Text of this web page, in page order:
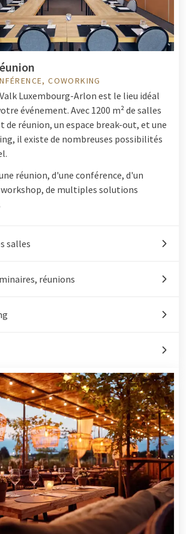
COWORKING
Luxembourg-Arlon est le lieu idéal
événement. Avec 1200 m² de salles
de réunion, un espace break-out, et une
il existe de nombreuses possibilités
réunion, d'une conférence, d'un
de multiples solutions
salles
réunions